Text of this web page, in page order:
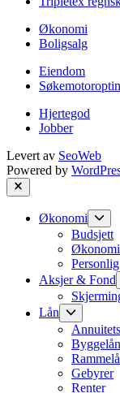
Økonomi
Boligsalg
Eiendom
Hjertegod
Jobber
Levert av SeoWeb
Powered by
Close
Økonomi
sub
Budsjett
Aksjer & Fond
Lån
Show
sub
menu
Byggelån
Gebyrer
Renter